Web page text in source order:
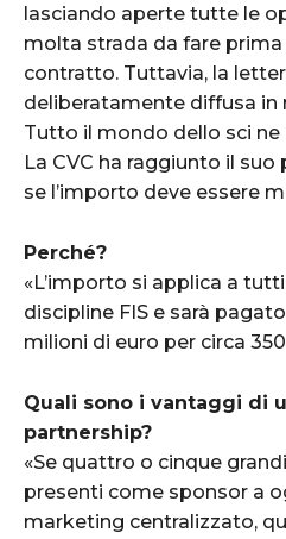
lasciando aperte tutte le
molta strada da fare
contratto. Tuttavia, la
deliberatamente diffusa
Tutto il mondo dello sci ne
La CVC ha raggiunto il
se l’importo deve essere
Perché?
«L’importo si applica a
discipline FIS e sarà
milioni di euro per circa 350
Quali sono i vantaggi di
partnership?
«Se quattro o cinque
presenti come sponsor a
marketing centralizzato,